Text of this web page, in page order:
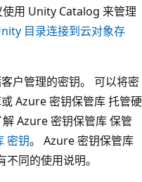
用 Unity Catalog 来管理
目录连接到云对象存
户管理的密钥。 可以将密
Azure 密钥保管库 托管硬
Azure 密钥保管库 保管
密钥。 Azure 密钥保管库
同的使用说明。